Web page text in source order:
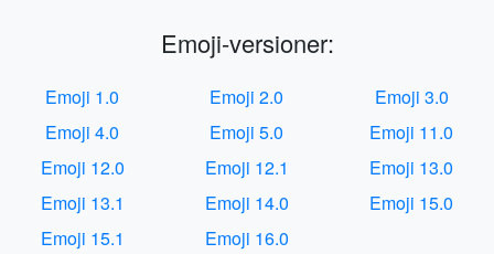
Emoji-versioner:
Emoji 1.0 Emoji 2.0
Emoji 3.0
Emoji 4.0
Emoji 5.0
Emoji 11.0
Emoji 12.0
Emoji 12.1
Emoji 13.0
Emoji 13.1
Emoji 14.0
Emoji 15.0
Emoji 15.1
Emoji 16.0